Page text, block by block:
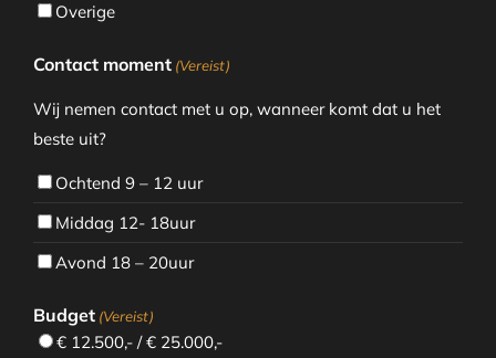
Overige
Contact moment (Vereist)
Wij nemen contact met u op, wanneer komt dat u het
beste uit?
Ochtend 9 – 12 uur
Middag 12- 18uur
Avond 18 – 20uur
Budget (Vereist)
€ 12.500,- / € 25.000,-